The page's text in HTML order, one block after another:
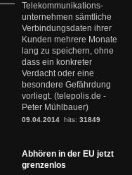
Telekommunikations-
unternehmen sämtliche
Verbindungsdaten ihrer
Kunden mehrere Monate
lang zu speichern, ohne
dass ein konkreter
Verdacht oder eine
besondere Gefährdung
vorliegt. (telepolis.de -
Peter Mühlbauer)
09.04.2014 hits: 31849
Abhören in der EU jetzt
grenzenlos